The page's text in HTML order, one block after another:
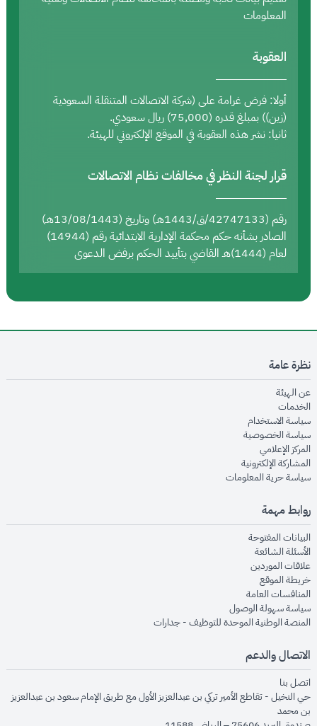
المعلومات
العقوبة
أولا: فرض غرامة على (شركة الاتصالات المتنقلة السعودية
(زين)) بمبلغ قدره (75,000) ريال سعودي.
ثانيا: نشر هذه العقوبة في الموقع الإلكتروني للهيئة.
قرار لجنة النظر في مخالفات نظام الاتصالات
رقم (42747133/ق/1443هـ) وتاريخ (13/08/1443هـ)
الصادر بشأنه حكم محكمة الإدارية الابتدائية رقم (14944)
لعام (1444)هـ القاضي بتأييد الحكم برفض الدعوى
نظرة عامة
عن الهيئةopens in new window
الخدماتopens in new window
سياسة الاستخدام
سياسة الخصوصيةopens in new window
المركز الإعلاميopens in new window
المشاركة الإلكترونيةopens in new window
سياسة حرية المعلوماتopens in new window
روابط مهمة
البيانات المفتوحةopens in new window
الأسئلة الشائعةopens in new window
علاقات الموردينopens in new window
خريطة الموقعopens in new window
المنافسات العامةopens in new window
سياسة سهولة الوصولopens in new window
المنصة الوطنية الموحدة للتوظيف - جداراتopens in new window
الاتصال والدعم
اتصل بنا
حي النخيل - تقاطع الأمير تركي بن عبدالعزيز الأول مع طريق الإمام سعود بن عبدالعزيز
بن محمد